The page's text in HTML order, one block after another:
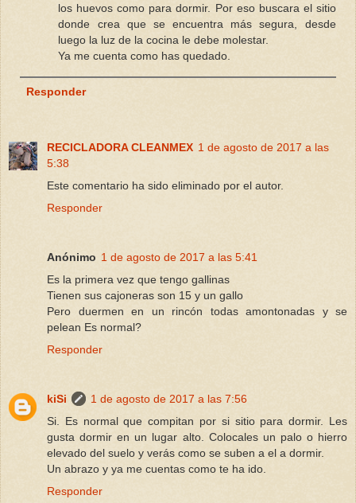
los huevos como para dormir. Por eso buscara el sitio
donde crea que se encuentra más segura, desde
luego la luz de la cocina le debe molestar.
Ya me cuenta como has quedado.
Responder
RECICLADORA CLEANMEX 1 de agosto de 2017 a las
5:38
Este comentario ha sido eliminado por el autor.
Responder
Anónimo 1 de agosto de 2017 a las 5:41
Es la primera vez que tengo gallinas
Tienen sus cajoneras son 15 y un gallo
Pero duermen en un rincón todas amontonadas y se
pelean Es normal?
Responder
kiSi
1 de agosto de 2017 a las 7:56
Si. Es normal que compitan por si sitio para dormir. Les
gusta dormir en un lugar alto. Colocales un palo o hierro
elevado del suelo y verás como se suben a el a dormir.
Un abrazo y ya me cuentas como te ha ido.
Responder